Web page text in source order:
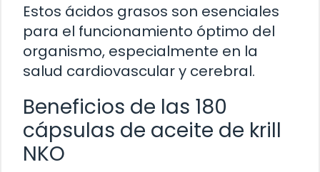
Estos ácidos grasos son esenciales
para el funcionamiento óptimo del
organismo, especialmente en la
salud cardiovascular y cerebral.
Beneficios de las 180
cápsulas de aceite de krill
NKO